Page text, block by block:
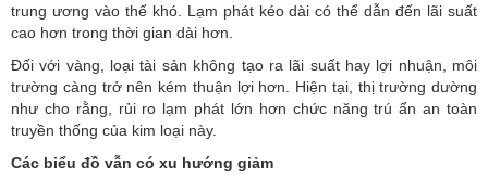
trung ương vào thế khó. Lạm phát kéo dài có thể dẫn đến lãi suất
cao hơn trong thời gian dài hơn.
Đối với vàng, loại tài sản không tạo ra lãi suất hay lợi nhuận, môi
trường càng trở nên kém thuận lợi hơn. Hiện tại, thị trường dường
như cho rằng, rủi ro lạm phát lớn hơn chức năng trú ẩn an toàn
truyền thống của kim loại này.
Các biểu đồ vẫn có xu hướng giảm